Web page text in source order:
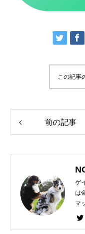
この記事
前の記事
ゲ
は
マ
情